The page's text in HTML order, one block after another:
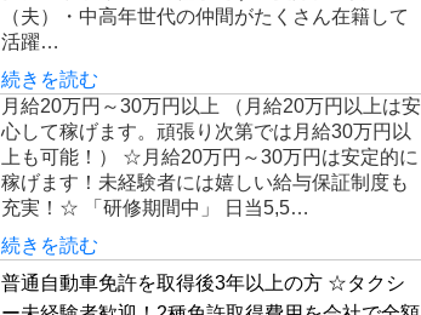
50代、二種免許なしからでも活躍できるのがタ
クシードライバーの仕事です！実際に主婦
（夫）・中高年世代の仲間がたくさん在籍して
活躍…
続きを読む
月給20万円～30万円以上 （月給20万円以上は安
心して稼げます。頑張り次第では月給30万円以
上も可能！） ☆月給20万円～30万円は安定的に
稼げます！未経験者には嬉しい給与保証制度も
充実！☆ 「研修期間中」 日当5,5…